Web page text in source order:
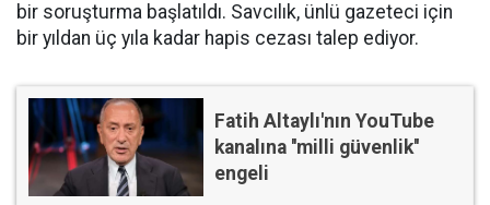
bir soruşturma başlatıldı. Savcılık, ünlü gazeteci için
bir yıldan üç yıla kadar hapis cezası talep ediyor.
Fatih Altaylı'nın YouTube
kanalına ''milli güvenlik''
engeli